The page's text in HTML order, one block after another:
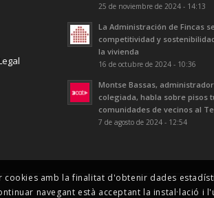
25 de noviembre de 2024 - 14:13
La Administración de Fincas
competitividad y
la vivienda
16 de octubre de 2024 - 10:36
Montse Bassas,
colegiada, habla sobre pisos
comunidades de vecinos al
7 de agosto de 2024 - 12:54
cookies amb la finalitat d'obtenir dades
navegant està acceptant la instal·lació i